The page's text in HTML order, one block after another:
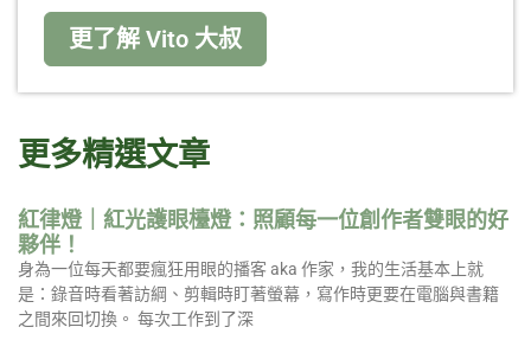
更了解 Vito 大叔
更多精選文章
紅律燈｜紅光護眼檯燈：照顧每一位創作者雙眼的好
夥伴！
身為一位每天都要瘋狂用眼的播客 aka 作家，我的生活基本上就
是：錄音時看著訪綱、剪輯時盯著螢幕，寫作時更要在電腦與書籍
之間來回切換。 每次工作到了深